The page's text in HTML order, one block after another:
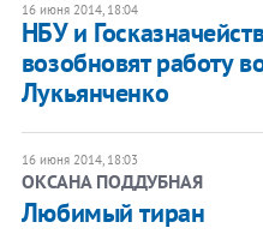
16 июня 2014, 18:04
НБУ и
возобновят работу
Лукьянченко
16 июня 2014, 18:03
ОКСАНА ПОДДУБНАЯ
Любимый тиран